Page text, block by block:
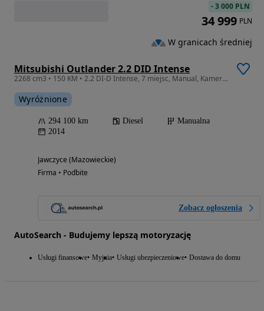
Mitsubishi Outlander 2.2 DID Intense
2268 cm3 • 150 KM • 2.2 DI-D Intense, 7 miejsc, Manual, Kamera, Bezwypadkowy
Wyróżnione
294 100 km Diesel
Manualna
2014
Jawczyce (Mazowieckie)
Firma • Podbite
Zobacz ogłoszenia
AutoSearch - Budujemy lepszą motoryzację
Usługi finansowe Myjnia Usługi ubezpieczeniowe Dostawa do domu
-3 000 PLN
34 999 PLN
W granicach średniej